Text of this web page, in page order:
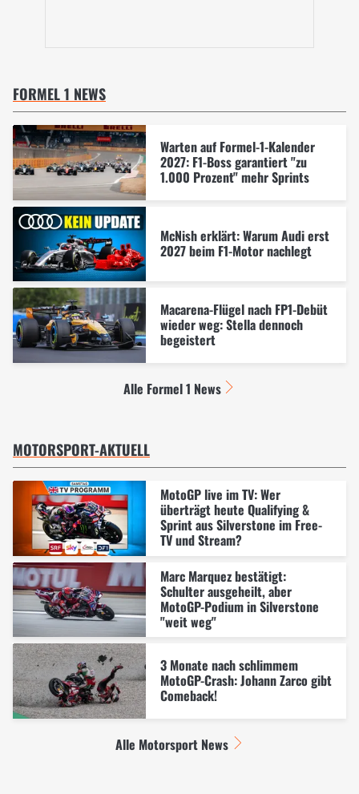
FORMEL 1 NEWS
Warten auf Formel-1-Kalender
2027: F1-Boss garantiert "zu
1.000 Prozent" mehr Sprints
McNish erklärt: Warum Audi erst
2027 beim F1-Motor nachlegt
Macarena-Flügel nach FP1-Debüt
wieder weg: Stella dennoch
begeistert
Alle Formel 1 News
MOTORSPORT-AKTUELL
MotoGP live im TV: Wer
überträgt heute Qualifying &
Sprint aus Silverstone im Free-
TV und Stream?
Marc Marquez bestätigt:
Schulter ausgeheilt, aber
MotoGP-Podium in Silverstone
"weit weg"
3 Monate nach schlimmem
MotoGP-Crash: Johann Zarco gibt
Comeback!
Alle Motorsport News